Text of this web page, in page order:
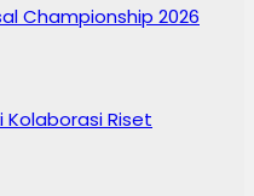
Championship 2026
Kolaborasi Riset